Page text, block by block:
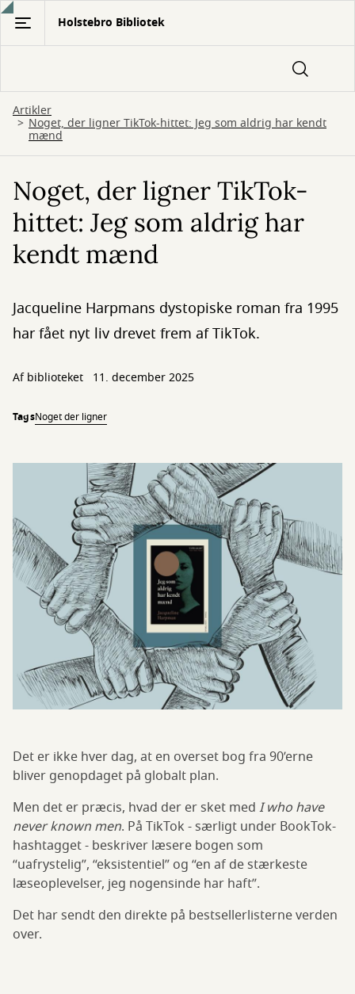
Gå
hovedindhold
Holstebro Bibliotek
Artikler
Noget, der ligner TikTok-hittet: Jeg som aldrig har kendt
mænd
Noget, der ligner TikTok-
hittet: Jeg som aldrig har
kendt mænd
Jacqueline Harpmans dystopiske roman fra 1995
har fået nyt liv drevet frem af TikTok.
Af biblioteket 11. december 2025
TagsNoget der ligner
Det er ikke hver dag, at en overset bog fra 90’erne
bliver genopdaget på globalt plan.
Men det er præcis, hvad der er sket med I who have
never known men. På TikTok - særligt under BookTok-
hashtagget - beskriver læsere bogen som
“uafrystelig”, “eksistentiel” og “en af de stærkeste
læseoplevelser, jeg nogensinde har haft”.
Det har sendt den direkte på bestsellerlisterne verden
over.